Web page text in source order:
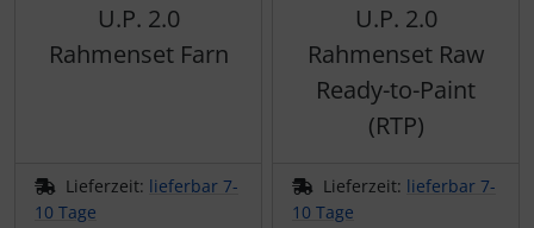
U.P. 2.0
Rahmenset Farn
Lieferzeit: lieferbar 7-
10 Tage
U.P. 2.0
Rahmenset Raw
Ready-to-Paint
(RTP)
Lieferzeit: lieferbar 7-
10 Tage
Lightweight
MOST